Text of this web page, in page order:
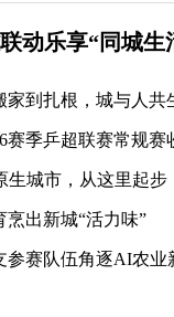
动乐享“同城生
家到扎根，城与人共
赛季乒超联赛常规赛
生城市，从这里起步
烹出新城“活力味”
参赛队伍角逐AI农业